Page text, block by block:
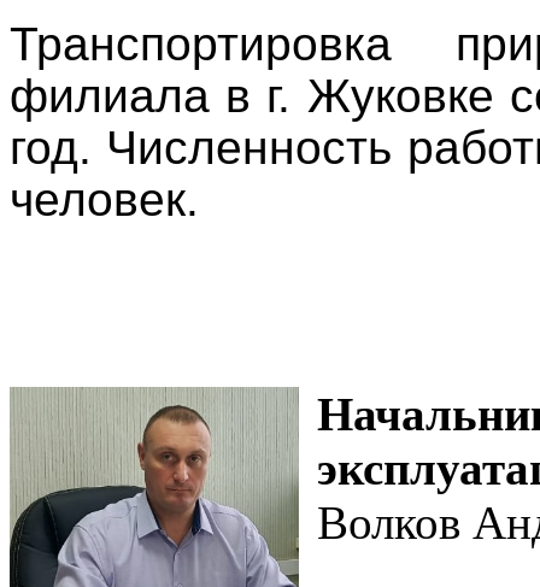
Транспортировка
филиала в г. Жуковке
год. Численность
человек.
Волков